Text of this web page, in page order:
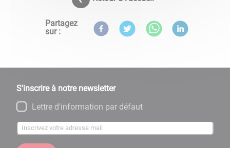
Partagez
sur :
S'inscrire à notre newsletter
Lettre d'information par défaut